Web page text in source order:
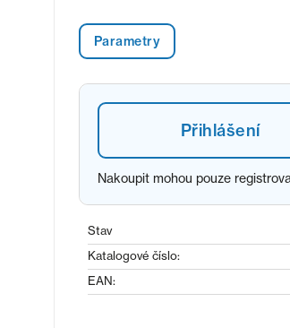
Parametry
Přihlášení
Nakoupit mohou pouze
Stav
Katalogové číslo:
EAN: